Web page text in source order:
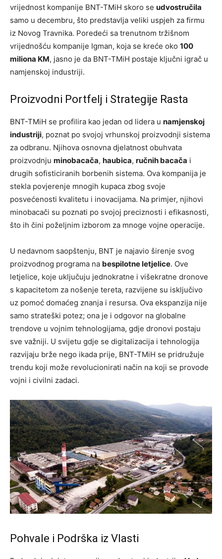
vrijednost kompanije BNT-TMiH skoro se udvostručila
samo u decembru, što predstavlja veliki uspjeh za firmu
iz Novog Travnika. Poredeći sa trenutnom tržišnom
vrijednošću kompanije Igman, koja se kreće oko 100
miliona KM, jasno je da BNT-TMiH postaje ključni igrač u
namjenskoj industriji.
Proizvodni Portfelj i Strategije Rasta
BNT-TMiH se profilira kao jedan od lidera u namjenskoj
industriji, poznat po svojoj vrhunskoj proizvodnji sistema
za odbranu. Njihova osnovna djelatnost obuhvata
proizvodnju minobacača, haubica, ručnih bacača i
drugih sofisticiranih borbenih sistema. Ova kompanija je
stekla povjerenje mnogih kupaca zbog svoje
posvećenosti kvalitetu i inovacijama. Na primjer, njihovi
minobacači su poznati po svojoj preciznosti i efikasnosti,
što ih čini poželjnim izborom za mnoge vojne operacije.
U nedavnom saopštenju, BNT je najavio širenje svog
proizvodnog programa na bespilotne letjelice. Ove
letjelice, koje uključuju jednokratne i višekratne dronove
s kapacitetom za nošenje tereta, razvijene su isključivo
uz pomoć domaćeg znanja i resursa. Ova ekspanzija nije
samo strateški potez; ona je i odgovor na globalne
trendove u vojnim tehnologijama, gdje dronovi postaju
sve važniji. U svijetu gdje se digitalizacija i tehnologija
razvijaju brže nego ikada prije, BNT-TMiH se pridružuje
trendu koji može revolucionirati način na koji se provode
vojni i civilni zadaci.
Pohvale i Podrška iz Vlasti